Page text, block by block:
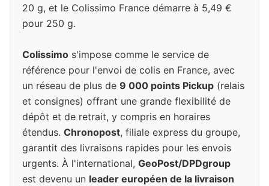
20 g, et le Colissimo France démarre à 5,49 €
pour 250 g.
Colissimo s'impose comme le service de
référence pour l'envoi de colis en France, avec
un réseau de plus de 9 000 points Pickup (relais
et consignes) offrant une grande flexibilité de
dépôt et de retrait, y compris en horaires
étendus. Chronopost, filiale express du groupe,
garantit des livraisons rapides pour les envois
urgents. À l'international, GeoPost/DPDgroup
est devenu un leader européen de la livraison